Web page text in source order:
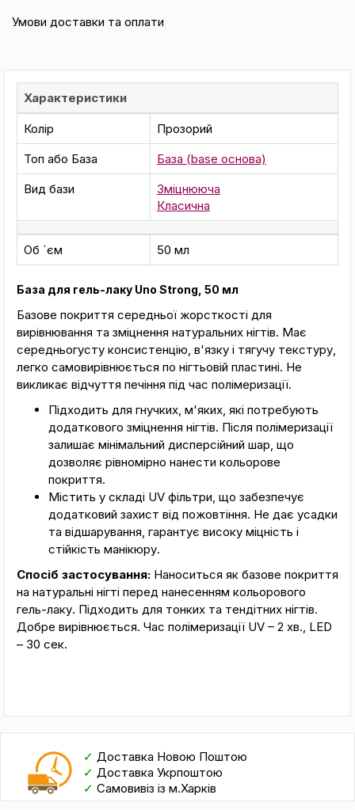
Умови доставки та оплати
Характеристики
Колір
Прозорий
Топ або База
База (base основа)
Вид бази
Зміцнююча
Класична
Об `єм 50 мл
База для гель-лаку Uno Strong, 50 мл
Базове покриття середньої жорсткості для
вирівнювання та зміцнення натуральних нігтів. Має
середньогусту консистенцію, в'язку і тягучу текстуру,
легко самовирівнюється по нігтьовій пластині. Не
викликає відчуття печіння під час полімеризації.
Підходить для гнучких, м'яких, які потребують
додаткового зміцнення нігтів. Після полімеризації
залишає мінімальний дисперсійний шар, що
дозволяє рівномірно нанести кольорове
покриття.
Містить у складі UV фільтри, що забезпечує
додатковий захист від пожовтіння. Не дає усадки
та відшарування, гарантує високу міцність і
стійкість манікюру.
Спосіб застосування: Наноситься як базове покриття
на натуральні нігті перед нанесенням кольорового
гель-лаку. Підходить для тонких та тендітних нігтів.
Добре вирівнюється. Час полімеризації UV – 2 хв., LED
– 30 сек.
✓ Доставка Новою Поштою
✓ Доставка Укрпоштою
✓ Самовивіз із м.Харків